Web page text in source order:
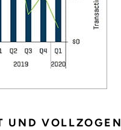
UND VOLLZOGEN